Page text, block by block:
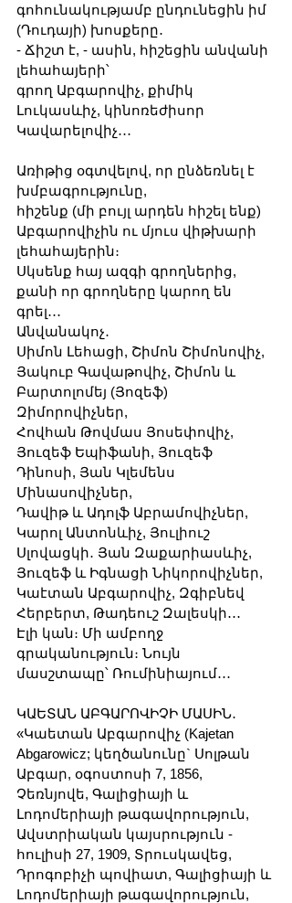
գոհունակությամբ ընդունեցին իմ
(Դուդայի) խոսքերը․
- Ճիշտ է, - ասին, հիշեցին անվանի
լեհահայերի՝
գրող Աբգարովիչ, քիմիկ
Լուկասևիչ, կինոռեժիսոր
Կավարելովիչ․․․
Առիթից օգտվելով, որ ընձեռնել է
խմբագրությունը,
հիշենք (մի բույլ արդեն հիշել ենք)
Աբգարովիչին ու մյուս վիթխարի
լեհահայերին։
Սկսենք հայ ազգի գրողներից,
քանի որ գրողները կարող են
գրել․․․
Անվանակոչ․
Սիմոն Լեհացի, Շիմոն Շիմոնովիչ,
Յակուբ Գավաթովիչ, Շիմոն և
Բարտոլոմեյ (Յոզեֆ)
Զիմորովիչներ,
Հովհան Թովմաս Յոսեփովիչ,
Յուզեֆ Եպիֆանի, Յուզեֆ
Դինոսի, Յան Կլեմենս
Մինասովիչներ,
Դավիթ և Ադոլֆ Աբրամովիչներ,
Կարոլ Անտոնևիչ, Յուլիուշ
Սլովացկի․ Յան Զաքարիասևիչ,
Յուզեֆ և Իգնացի Նիկորովիչներ,
Կաէտան Աբգարովիչ, Զգիբնեվ
Հերբերտ, Թադեուշ Զալեսկի․․․
Էլի կան։ Մի ամբողջ
գրականություն։ Նույն
մասշտապը՝ Ռումինիայում․․․
ԿԱԵՏԱՆ ԱԲԳԱՐՈՎԻՉԻ ՄԱՍԻՆ․
«Կաետան Աբգարովիչ (Kajetan
Abgarowicz; կեղծանունը` Սոլթան
Աբգար, օգոստոսի 7, 1856,
Չեռնյովե, Գալիցիայի և
Լոդոմերիայի թագավորություն,
Ավստրիական կայսրություն -
հուլիսի 27, 1909, Տրուսկավեց,
Դրոգոբիչի պովիատ, Գալիցիայի և
Լոդոմերիայի թագավորություն,